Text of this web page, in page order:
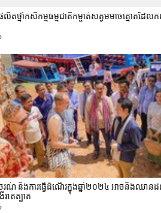
លិតថ្នាំកសិកម្មធម្មជាតិកម្ចាត់សត្វមមាចត្នោតដែល
ណ៍ និងការធ្វើដំណើរក្នុងឆ្នាំ២០២៤ អាចនឹងឈាន
ាតត្បាត